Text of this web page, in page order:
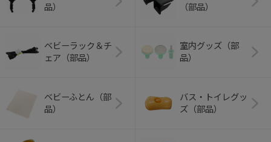
品）
（部品）
ベビーラック＆チ
ェア（部品）
室内グッズ（部
品）
ベビーふとん（部
品）
バス・トイレグッ
ズ（部品）